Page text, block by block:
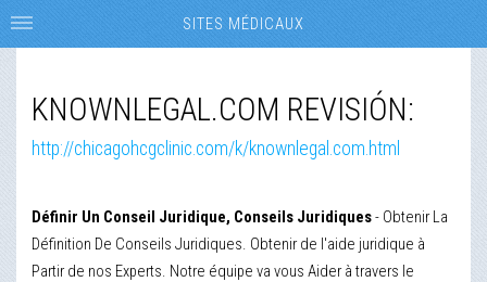
KNOWNLEGAL.COM REVISIÓN:
http://chicagohcgclinic.com/k/knownlegal.com.html
Définir Un Conseil Juridique, Conseils Juridiques- Obtenir La
Définition De Conseils Juridiques. Obtenir de l'aide juridique à
Partir de nos Experts. Notre équipe va vous Aider à travers le
SITES MÉDICAUX